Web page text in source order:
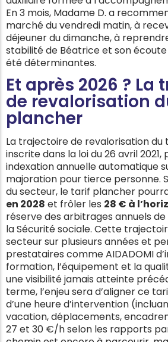
En 3 mois, Madame D. a
marché du vendredi matin, à
déjeuner du dimanche, à
stabilité de Béatrice et son
été déterminantes.
Et après 2026 ? La
de revalorisation
plancher
La trajectoire de revalorisation du
inscrite dans la loi du 26 avril 2021,
indexation annuelle automatique
majoration pour tierce personne.
du secteur, le tarif plancher
en 2028 et frôler les 28 € à
réserve des arbitrages annuels
la Sécurité sociale. Cette
secteur sur plusieurs années et
prestataires comme AIDADOMI
formation, l’équipement et la
une visibilité jamais atteinte
terme, l’enjeu sera d’aligner ce
d’une heure d’intervention
vacation, déplacements,
27 et 30 €/h selon les rapports